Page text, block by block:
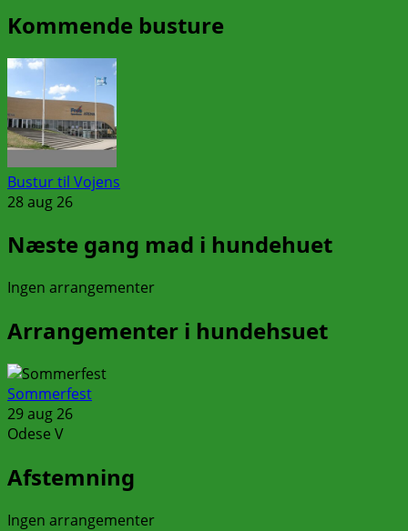
Kommende busture
Bustur til Vojens
28 aug 26
Næste gang mad i hundehuet
Ingen arrangementer
Arrangementer i hundehsuet
Sommerfest
29 aug 26
Odese V
Afstemning
Ingen arrangementer